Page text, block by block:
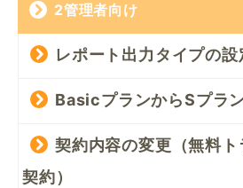
2管理者向け
レポート出力タイプの設
BasicプランからSプラ
契約内容の変更（無料
契約）